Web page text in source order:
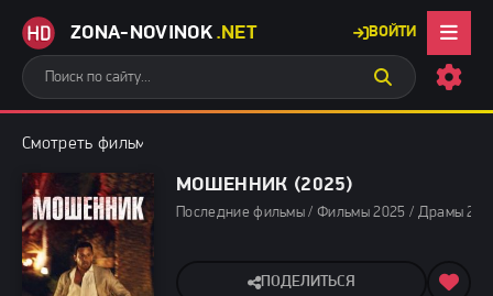
ZONA-NOVINOK .NET ВОЙТИ
Смотреть фильмы бесплатно
МОШЕННИК (2025)
Последние фильмы / Фильмы 2025 / Драмы
ПОДЕЛИТЬСЯ